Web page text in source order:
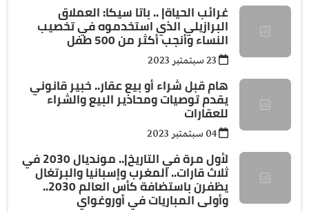
غرائب الحياة| .. باتا سيكا: العملاق
البرازيلي الذي استخدموه في تخصيب
النساء وأنجب أكثر من 500 طفل
هام قبل شراء أو بيع عقار.. خبير قانوني
يقدم توصيات ومحاذير البيع والشراء
للعقارات
لأول مرة في التاريخ|.. مونديال 2030 في
ثلاث قارات.. المغرب وإسبانيا والبرتغال
يظفرن باستضافة كأس العالم 2030..
وأولى المباريات في أوروغواي